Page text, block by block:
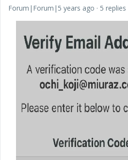
Forum|Forum|5 years ago 5 replies